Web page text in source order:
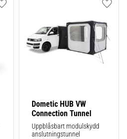
Lägg till i favoriter
Dometic HUB VW
Connection Tunnel
Uppblåsbart modulskydd
anslutningstunnel
Lägg